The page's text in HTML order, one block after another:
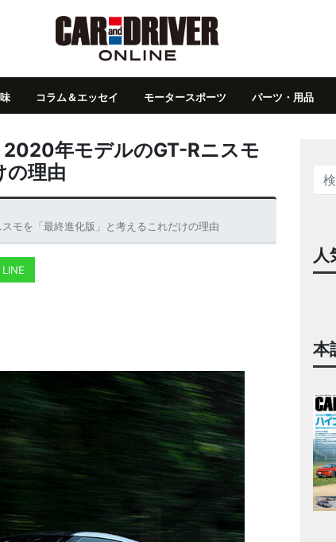
コラム＆エッセイ モータースポーツ パーツ・用品
年モデルのGT-Rニスモ
の理由
モを「最終進化版」と考えるこれだけの理由
LINE
人
本